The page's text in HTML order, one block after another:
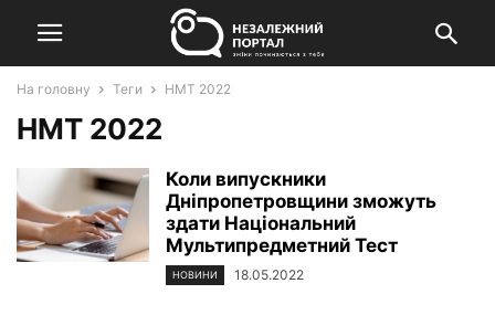
На головну Теги НМТ 2022
НМТ 2022
Коли випускники
Дніпропетровщини зможуть
здати Національний
Мультипредметний Тест
НОВИНИ 18.05.2022